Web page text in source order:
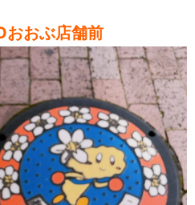
おおぶ店舗前